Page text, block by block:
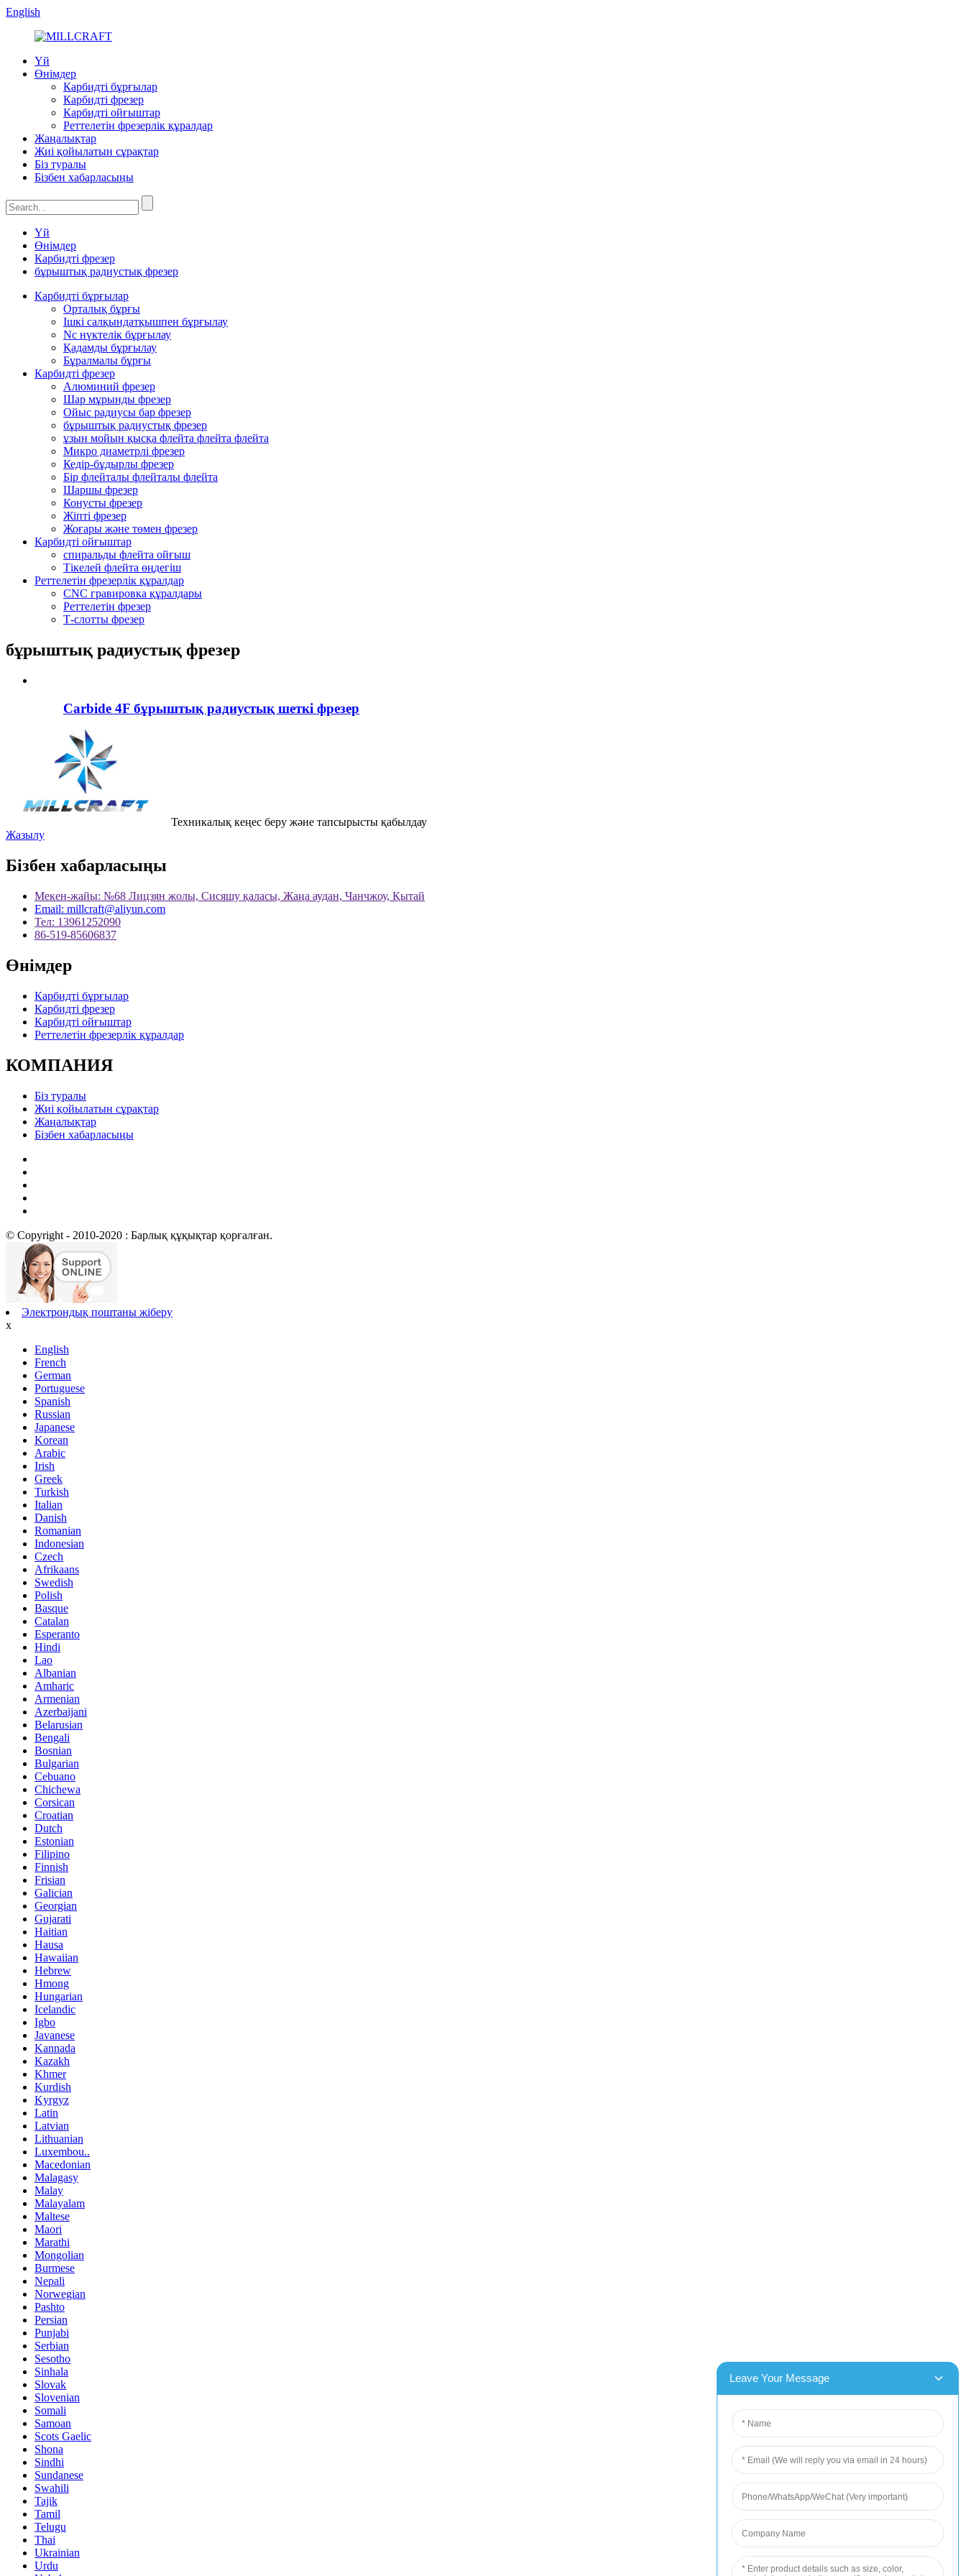
English
Үй
Өнімдер
Карбидті бұрғылар
Карбидті фрезер
Карбидті ойғыштар
Реттелетін фрезерлік құралдар
Жаңалықтар
Жиі қойылатын сұрақтар
Біз туралы
Бізбен хабарласыңы
Үй
Өнімдер
Карбидті фрезер
бұрыштық радиустық фрезер
Карбидті бұрғылар
Орталық бұрғы
Ішкі салқындатқышпен бұрғылау
Nc нүктелік бұрғылау
Қадамды бұрғылау
Бұралмалы бұрғы
Карбидті фрезер
Алюминий фрезер
Шар мұрынды фрезер
Ойыс радиусы бар фрезер
бұрыштық радиустық фрезер
ұзын мойын қысқа флейта флейта флейта
Микро диаметрлі фрезер
Кедір-бұдырлы фрезер
Бір флейталы флейталы флейта
Шаршы фрезер
Конусты фрезер
Жіпті фрезер
Жоғары және төмен фрезер
Карбидті ойғыштар
спиральды флейта ойғыш
Тікелей флейта өңдегіш
Реттелетін фрезерлік құралдар
CNC гравировка құралдары
Реттелетін фрезер
Т-слотты фрезер
бұрыштық радиустық фрезер
Carbide 4F бұрыштық радиустық шеткі фрезер
Техникалық кеңес беру және тапсырысты қабылдау
Жазылу
Бізбен хабарласыңы
Мекен-жайы: №68 Лицзян жолы, Сисяшу қаласы, Жаңа аудан, Чанчжоу, Қытай
Email: millcraft@aliyun.com
Тел: 13961252090
86-519-85606837
Өнімдер
Карбидті бұрғылар
Карбидті фрезер
Карбидті ойғыштар
Реттелетін фрезерлік құралдар
КОМПАНИЯ
Біз туралы
Жиі қойылатын сұрақтар
Жаңалықтар
Бізбен хабарласыңы
© Copyright - 2010-2020 : Барлық құқықтар қорғалған.
Электрондық поштаны жіберу
x
English
French
German
Portuguese
Spanish
Russian
Japanese
Korean
Arabic
Irish
Greek
Turkish
Italian
Danish
Romanian
Indonesian
Czech
Afrikaans
Swedish
Polish
Basque
Catalan
Esperanto
Hindi
Lao
Albanian
Amharic
Armenian
Azerbaijani
Belarusian
Bengali
Bosnian
Bulgarian
Cebuano
Chichewa
Corsican
Croatian
Dutch
Estonian
Filipino
Finnish
Frisian
Galician
Georgian
Gujarati
Haitian
Hausa
Hawaiian
Hebrew
Hmong
Hungarian
Icelandic
Igbo
Javanese
Kannada
Kazakh
Khmer
Kurdish
Kyrgyz
Latin
Latvian
Lithuanian
Luxembou..
Macedonian
Malagasy
Malay
Malayalam
Maltese
Maori
Marathi
Mongolian
Burmese
Nepali
Norwegian
Pashto
Persian
Punjabi
Serbian
Sesotho
Sinhala
Slovak
Slovenian
Somali
Samoan
Scots Gaelic
Shona
Sindhi
Sundanese
Swahili
Tajik
Tamil
Telugu
Thai
Ukrainian
Urdu